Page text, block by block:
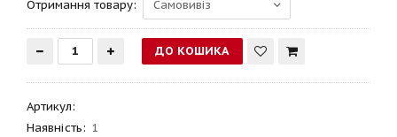
Отримання товару:
Артикул:
Наявність: 1